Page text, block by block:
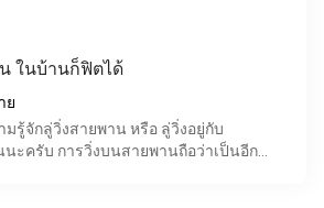
ในบ้านก็ฟิตได้
ย
มรู้จักลู่วิ่งสายพาน หรือ ลู่วิ่งอยู่กับ
ะครับ การวิ่งบนสายพานถือว่าเป็นอีก